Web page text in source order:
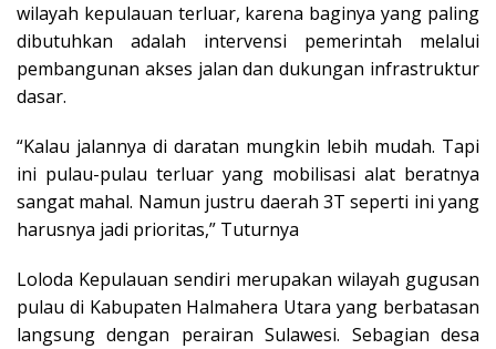
wilayah kepulauan terluar, karena baginya yang paling
dibutuhkan adalah intervensi pemerintah melalui
pembangunan akses jalan dan dukungan infrastruktur
dasar.
“Kalau jalannya di daratan mungkin lebih mudah. Tapi
ini pulau-pulau terluar yang mobilisasi alat beratnya
sangat mahal. Namun justru daerah 3T seperti ini yang
harusnya jadi prioritas,” Tuturnya
Loloda Kepulauan sendiri merupakan wilayah gugusan
pulau di Kabupaten Halmahera Utara yang berbatasan
langsung dengan perairan Sulawesi. Sebagian desa